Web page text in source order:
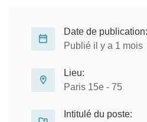
Date de publication:
Publié il y a 1 mois
Lieu:
Paris 15e - 75
Intitulé du poste: